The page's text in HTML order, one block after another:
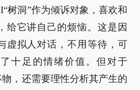
树洞”作为倾诉对象，喜欢和
给它讲自己的烦恼。这是因
虚拟人对话，不用等待，可
十足的情绪价值。但对于
，还需要理性分析其产生的